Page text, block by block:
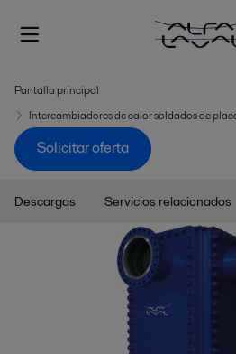
Pantalla principal
Intercambiadores de calor soldados de
Solicitar oferta
Descargas Servicios relacionados